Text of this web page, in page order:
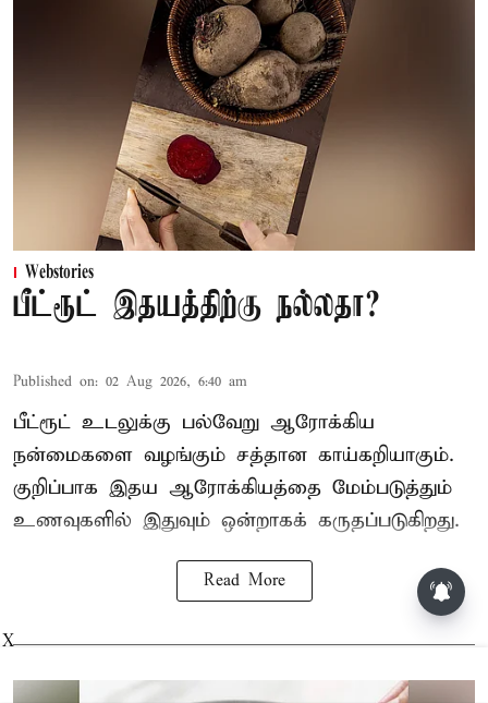
Webstories
பீட்ரூட் இதயத்திற்கு நல்லதா?
Published on: 02 Aug 2026, 6:40 am
பீட்ரூட் உடலுக்கு பல்வேறு ஆரோக்கிய
நன்மைகளை வழங்கும் சத்தான காய்கறியாகும்.
குறிப்பாக இதய ஆரோக்கியத்தை மேம்படுத்தும்
உணவுகளில் இதுவும் ஒன்றாகக் கருதப்படுகிறது.
Read More
X
சட்டசபையில் பட்ஜெட் மீதான
விவாதம் இன்று தொடக்கம்: